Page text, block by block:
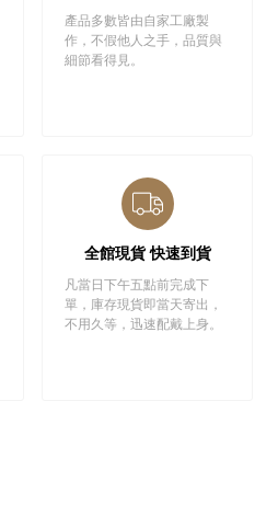
產品多數皆由自家工廠製
作，不假他人之手，品質與
細節看得見。
全館現貨 快速到貨
凡當日下午五點前完成下
單，庫存現貨即當天寄出，
不用久等，迅速配戴上身。